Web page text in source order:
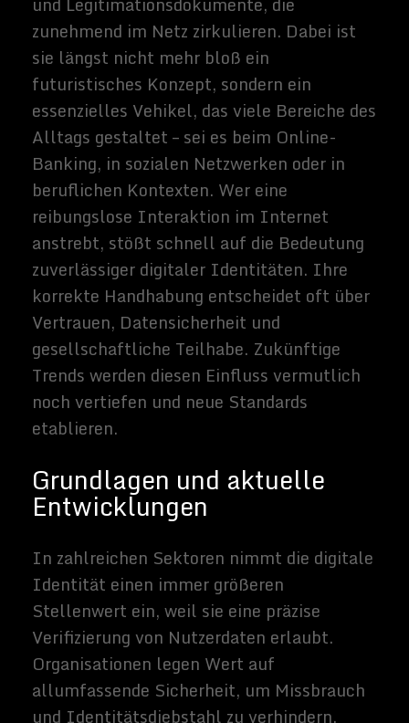
Stellenwert ein, weil sie eine präzise
Verifizierung von Nutzerdaten erlaubt.
Organisationen legen Wert auf
allumfassende Sicherheit, um Missbrauch
und Identitätsdiebstahl zu verhindern.
Gleichzeitig wächst das Bedürfnis, digitale
Anwendungen zugänglich aufzubauen, was
besonders für jene essenziell ist, die ohne
großen Programmieraufwand ansprechende
Online-Präsenzen erstellen möchten. Ein
sorgfältig konzipierterHomepage
bietet hierbei eine fundierte
Grundlage, digitale Identitätsnachweise
reibungslos einzubinden. Die dynamischen
Strukturen solcher Plattformen
erleichtern zudem das Zusammenspiel
moderner Technologien. Wer den offiziellen
Blick auf digitale Identität vertiefen
möchte, findet pragmatische
Informationen in dem umfassenden
Überblick überdigitale Identität, wo
aktuelle Standards und Leitlinien erörtert
werden.
Herausforderungen beim
Schutz der digitalen
Identität
In einer Welt, in der Datenströme nahezu
in Echtzeit ausgetauscht werden, existieren
gleichzeitig erhebliche Gefahren.
Cyberkriminelle entwickeln stetig
raffiniertere Methoden, um Schwachstellen
zu finden und Identitätsdaten abzugreifen.
Aufkommende Technologien wie
künstliche Intelligenz
spielen eine
Doppelrolle: Einerseits optimieren sie
Sicherheitsmaßnahmen, indem sie